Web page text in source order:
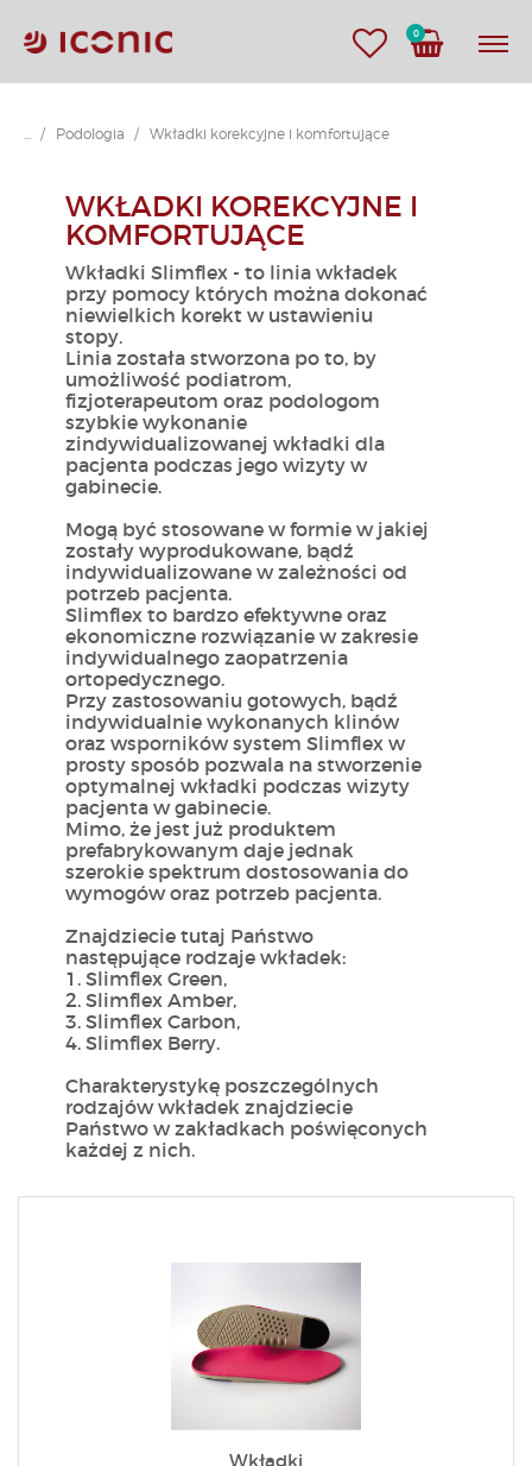
0
... Podologia Wkładki korekcyjne i komfortujące
WKŁADKI KOREKCYJNE I
KOMFORTUJĄCE
Wkładki Slimflex - to linia wkładek
przy pomocy których można dokonać
niewielkich korekt w ustawieniu
stopy.
Linia została stworzona po to, by
umożliwość podiatrom,
fizjoterapeutom oraz podologom
szybkie wykonanie
zindywidualizowanej wkładki dla
pacjenta podczas jego wizyty w
gabinecie.
Mogą być stosowane w formie w jakiej
zostały wyprodukowane, bądź
indywidualizowane w zależności od
potrzeb pacjenta.
Slimflex to bardzo efektywne oraz
ekonomiczne rozwiązanie w zakresie
indywidualnego zaopatrzenia
ortopedycznego.
Przy zastosowaniu gotowych, bądź
indywidualnie wykonanych klinów
oraz wsporników system Slimflex w
prosty sposób pozwala na stworzenie
optymalnej wkładki podczas wizyty
pacjenta w gabinecie.
Mimo, że jest już produktem
prefabrykowanym daje jednak
szerokie spektrum dostosowania do
wymogów oraz potrzeb pacjenta.
Znajdziecie tutaj Państwo
następujące rodzaje wkładek:
1. Slimflex Green,
2. Slimflex Amber,
3. Slimflex Carbon,
4. Slimflex Berry.
Charakterystykę poszczególnych
rodzajów wkładek znajdziecie
Państwo w zakładkach poświęconych
każdej z nich.
Wkładki